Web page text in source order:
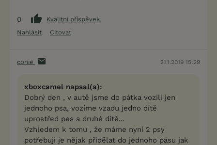
0
Kvalitní příspěvek
Nahlásit
Citovat
conie 21.1.2019 15:29
xboxcamel napsal(a):
Dobrý den , v autě jsme do pátka vozili jen
jednoho psa, vozíme vzadu jedno dítě
uprostřed pes a druhé dítě...
Vzhledem k tomu , že máme nyní 2 psy
potřebuji je nějak přidělat do jednoho pásu jak